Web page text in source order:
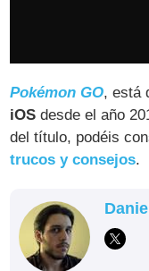
Pokémon GO, está
iOS desde el año
del título, podéis
trucos y consejos.